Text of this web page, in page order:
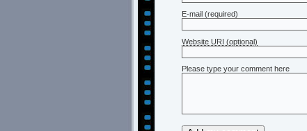
E-mail (required)
Website URI (optional)
Please type your comment here